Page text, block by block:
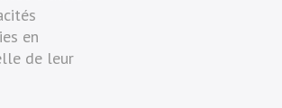
en
de leur